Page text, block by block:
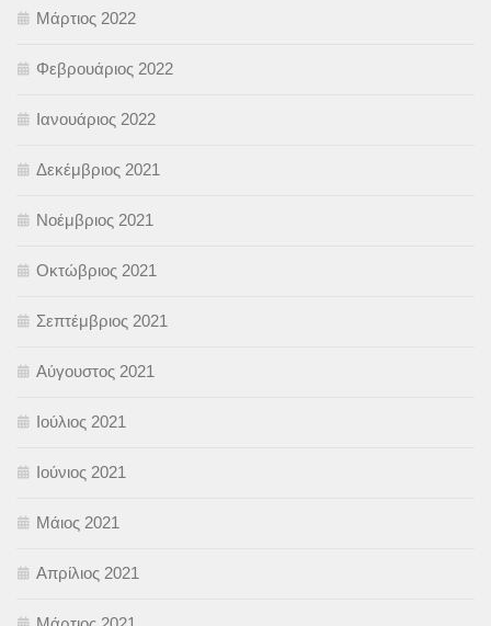
Μάρτιος 2022
Φεβρουάριος 2022
Ιανουάριος 2022
Δεκέμβριος 2021
Νοέμβριος 2021
Οκτώβριος 2021
Σεπτέμβριος 2021
Αύγουστος 2021
Ιούλιος 2021
Ιούνιος 2021
Μάιος 2021
Απρίλιος 2021